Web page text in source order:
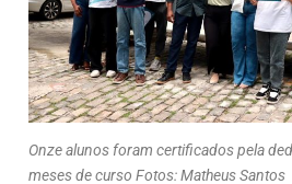
Onze alunos foram certificados pela
meses de curso Fotos: Matheus Santos